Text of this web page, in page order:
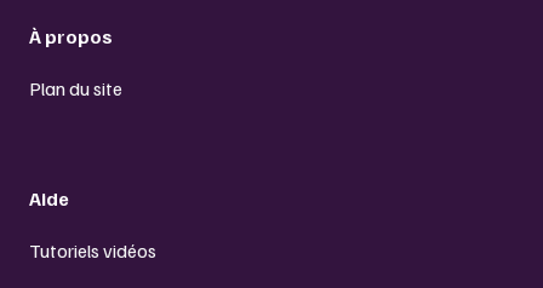
À propos
Plan du site
Aide
Tutoriels vidéos